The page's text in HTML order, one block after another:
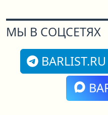
МЫ В СОЦСЕТЯХ
BARLIST.RU